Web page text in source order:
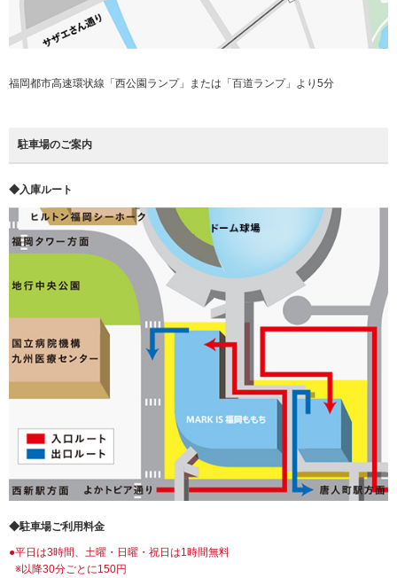
福岡都市高速環状線「西公園ランプ」または「百道ランプ」より5分
駐車場のご案内
◆入庫ルート
◆駐車場ご利用料金
●平日は3時間、土曜・日曜・祝日は1時間無料
※以降30分ごとに150円